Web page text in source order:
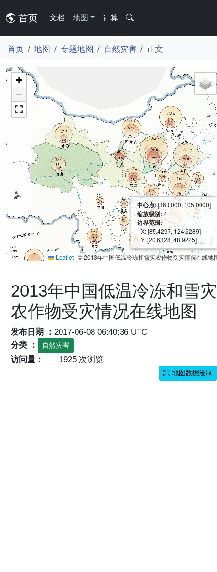
首页 文档 地图 计算
首页 地图 专题地图 自然灾害 正文
+
−
中心点:[36.0000, 105.0000]
缩放级别:4
边界范围:
X: [85.4297, 124.6289]
Y: [20.6328, 48.9225]
Leaflet | © 2013年中国低温冷冻和雪灾农作物受灾情况在线地
2013年中国低温冷冻和雪灾
农作物受灾情况在线地图
发布日期 ： 2017-06-08 06:40:36 UTC
分类 ：
自然灾害
访问量： 1925 次浏览
地图数据绘制